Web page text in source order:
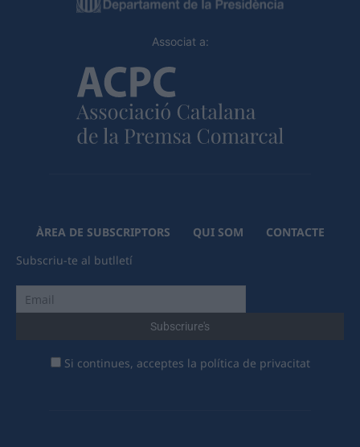
Associat a:
ÀREA DE SUBSCRIPTORS QUI SOM
CONTACTE
Subscriu-te al butlletí
Si continues, acceptes la política de privacitat